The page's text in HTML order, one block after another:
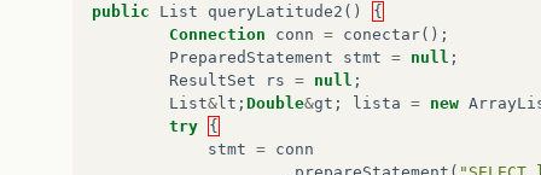
}
public static void main
Conexao conn = new Conexao();
System
public List queryLatitude2 ()
{
Connection
conn = conectar();
PreparedStatement
stmt = null ;
ResultSet
rs = null ;
List&lt ; Double&gt ; lista = new
try
{
stmt = conn